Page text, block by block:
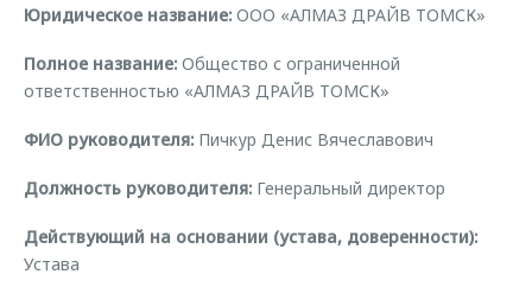
C5
от 2 299 000 ₽*
C7
Выбор и покупка
Сравнить комплектации
Записаться на тест-драйв
Cпецпредложения
Кредит и страхование
Сервис
Записаться на сервис
Кузовной ремонт
Шаблоны доверенностей
Поддержка
Помощь на дороге
Гарантия
О бренде
Новости
Приложение O&J
Клуб владельцев OMODA
Бренд JAECOO
Юридическое название: ООО «АЛМАЗ ДРАЙВ ТОМСК»
Полное название: Общество с ограниченной
ответственностью «АЛМАЗ ДРАЙВ ТОМСК»
ФИО руководителя: Пичкур Денис Вячеславович
Должность руководителя: Генеральный директор
Действующий на основании (устава, доверенности):
Устава